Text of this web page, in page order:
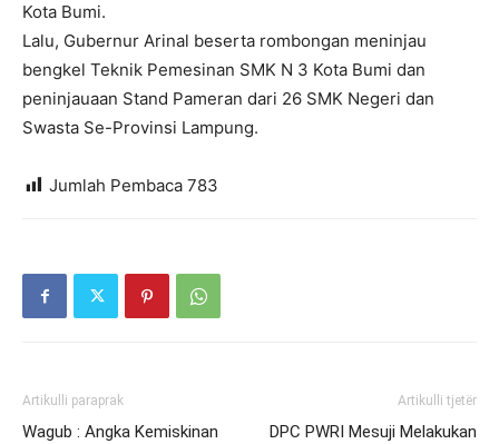
Kota Bumi.
Lalu, Gubernur Arinal beserta rombongan meninjau
bengkel Teknik Pemesinan SMK N 3 Kota Bumi dan
peninjauaan Stand Pameran dari 26 SMK Negeri dan
Swasta Se-Provinsi Lampung.
Jumlah Pembaca 783
Artikulli paraprak
Wagub : Angka Kemiskinan
Artikulli tjetër
DPC PWRI Mesuji Melakukan